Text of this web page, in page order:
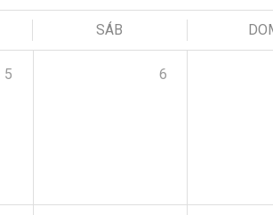
SÁB
5 6